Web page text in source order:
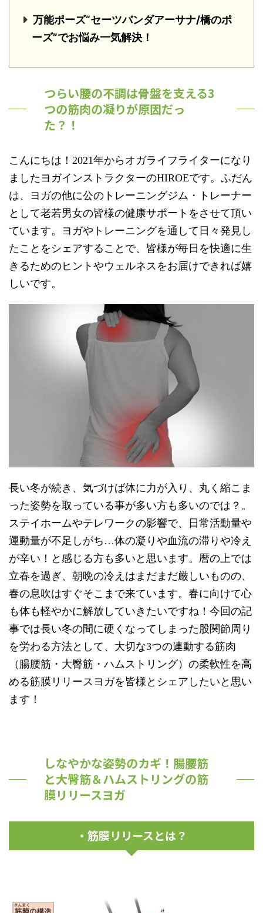
万能ポーズ“セーツバンダアーサナ/橋のポ
ーズ”でお悩み一気解決！
つらい腰の不調は骨盤を支える3
つの筋肉の凝りが原因だっ
た？！
こんにちは！2021年からオガライフライターになり
ましたヨガインストラクターのHIROEです。ふだん
は、ヨガの他に公のトレーニングジム・トレーナー
として老若男女の皆様の健康サポートをさせて頂い
ています。ヨガやトレーニングを通して日々発見し
たことをシェアすることで、皆様が毎日を快適に生
きるためのヒントやウェルネスをお届けできれば嬉
しいです。
長い冬が続き、気づけば体に力が入り、丸く縮こま
った姿勢を取っている事が多い方も多いのでは？。
ステイホームやテレワークの影響で、日常活動量や
運動量が不足しがち…体の凝りや血流の滞りや冷え
が辛い！と感じる方も多いと思います。暦の上では
立春を過ぎ、朝晩の冷えはまだまだ厳しいものの、
春の息吹はすぐそこまで来ています。春に向けて心
も体も軽やかに解放していきたいですね！今回の記
事では長い冬の間に硬くなってしまった股関節周り
を労わる方法として、大切な3つの連動する筋肉
（腸腰筋・大臀筋・ハムストリング）の柔軟性を高
める筋膜リリースヨガを皆様とシェアしたいと思い
ます！
しなやかな姿勢のカギ！腸腰筋
と大臀筋＆ハムストリングの筋
膜リリースヨガ
・筋膜リリースとは？